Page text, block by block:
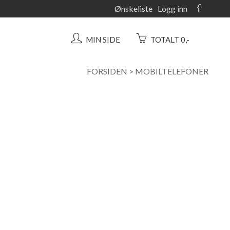
Ønskeliste Logg inn
MIN SIDE TOTALT 0,-
FORSIDEN > MOBILTELEFONER